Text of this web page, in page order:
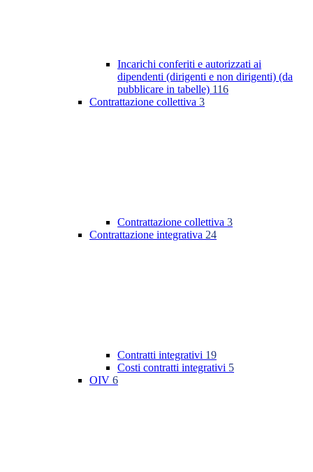
Incarichi conferiti e autorizzati ai
dipendenti (dirigenti e non dirigenti) (da
pubblicare in tabelle) 116
Contrattazione collettiva 3
Contrattazione collettiva 3
Contrattazione integrativa 24
Contratti integrativi 19
Costi contratti integrativi 5
OIV 6